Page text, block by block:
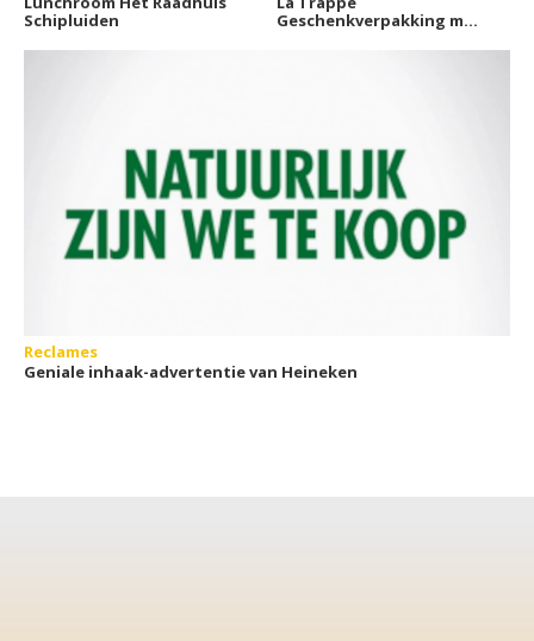
Schipluiden
Geschenkverpakking met
Reclames
Geniale inhaak-advertentie van Heineken